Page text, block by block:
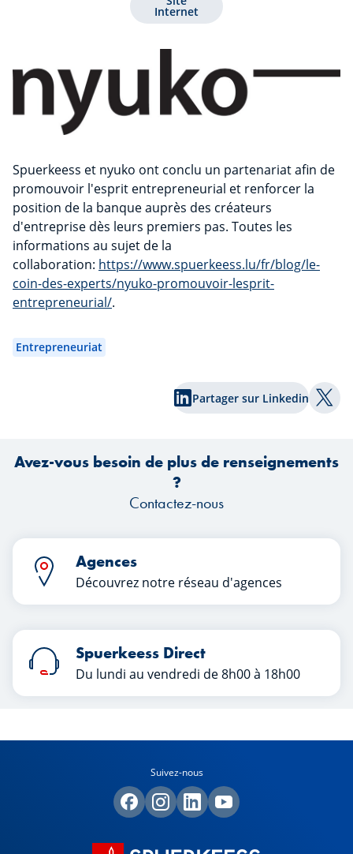
Internet
Spuerkeess et nyuko ont conclu un partenariat afin de
promouvoir l'esprit entrepreneurial et renforcer la
position de la banque auprès des créateurs
d'entreprise dès leurs premiers pas. Toutes les
informations au sujet de la
collaboration: https://www.spuerkeess.lu/fr/blog/le-
coin-des-experts/nyuko-promouvoir-lesprit-
entrepreneurial/.
Entrepreneuriat
Partager sur Linkedin
Avez-vous besoin de plus de renseignements
?
Contactez-nous
Agences
Découvrez notre réseau d'agences
Spuerkeess Direct
Du lundi au vendredi de 8h00 à 18h00
Suivez-nous